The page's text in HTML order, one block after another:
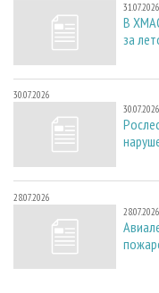
31.07.2026
В
за
30.07.2026
30.07.2026
28.07.2026
28.07.2026